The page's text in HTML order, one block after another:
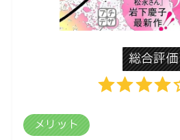
総合評価
メリット